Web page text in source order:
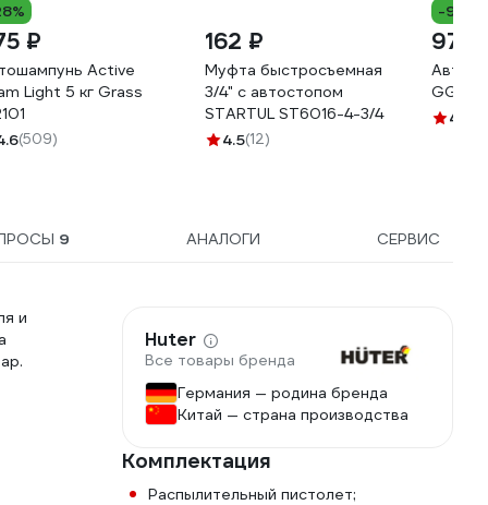
₽
Active
Light 5 кг Grass
(509)
162 ₽
Муфта быстросъемная
3/4" с автостопом
STARTUL ST6016-4-3/4
4.5(12)
-9%
975
GGR-
4.4
9 АНАЛОГИ СЕРВИС
и
Huter
Все товары бренда
Германия — родина бренда
Китай — страна производства
Комплектация
Распылительный пистолет;